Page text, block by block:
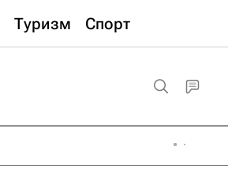
Туризм Спорт